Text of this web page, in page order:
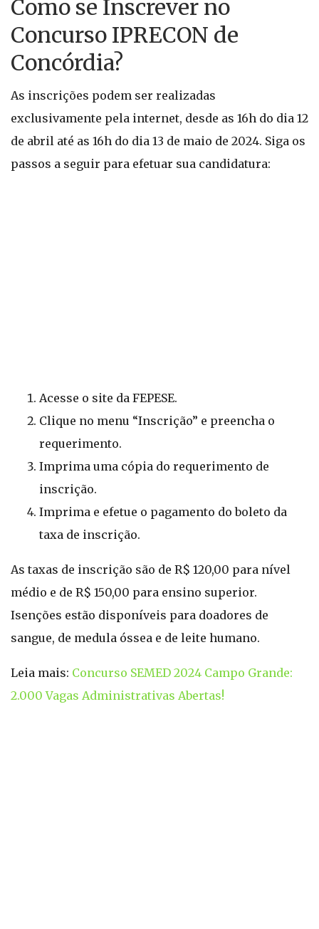
Como se Inscrever no
Concurso IPRECON de
Concórdia?
As inscrições podem ser realizadas
exclusivamente pela internet, desde as 16h do dia 12
de abril até as 16h do dia 13 de maio de 2024. Siga os
passos a seguir para efetuar sua candidatura:
Acesse o site da FEPESE.
Clique no menu “Inscrição” e preencha o
requerimento.
Imprima uma cópia do requerimento de
inscrição.
Imprima e efetue o pagamento do boleto da
taxa de inscrição.
As taxas de inscrição são de R$ 120,00 para nível
médio e de R$ 150,00 para ensino superior.
Isenções estão disponíveis para doadores de
sangue, de medula óssea e de leite humano.
Leia mais: Concurso SEMED 2024 Campo Grande:
2.000 Vagas Administrativas Abertas!